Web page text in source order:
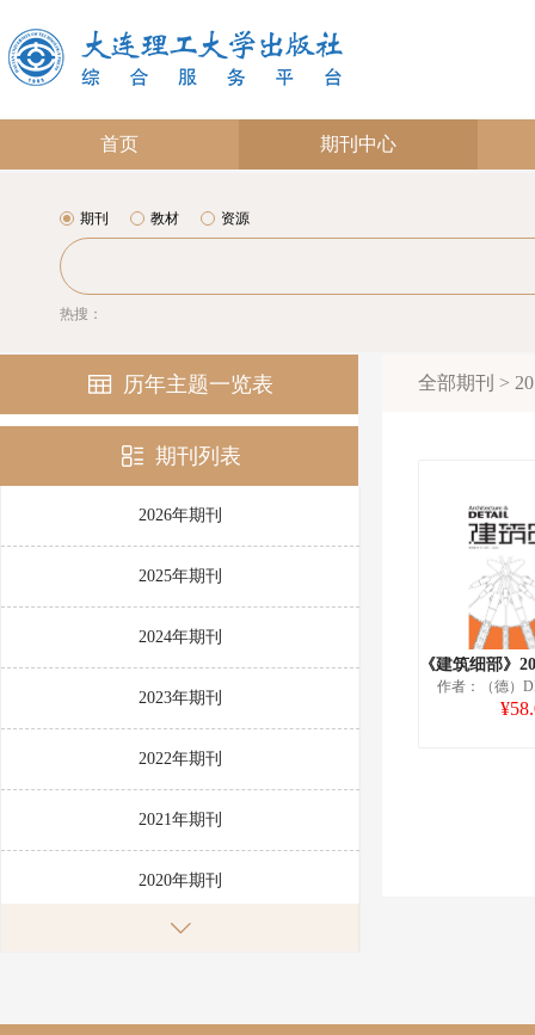
首页 期刊中心
期刊 教材 资源
热搜：
历年主题一览表
期刊列表
2026年期刊
2025年期刊
2024年期刊
2023年期刊
2022年期刊
2021年期刊
2020年期刊
全部期刊 >
作者：（德）